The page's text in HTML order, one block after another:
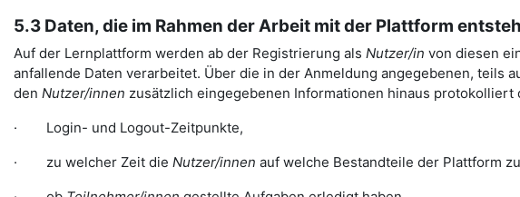
5.3 Daten, die im Rahmen der Arbeit mit der Plattform
Auf der Lernplattform werden ab der Registrierung als Nutzer/in von diesen
anfallende Daten verarbeitet. Über die in der Anmeldung angegebenen, teils
den Nutzer/innen zusätzlich eingegebenen Informationen hinaus protokolliert
· Login- und Logout-Zeitpunkte,
· zu welcher Zeit die Nutzer/innen auf welche Bestandteile der Plattform